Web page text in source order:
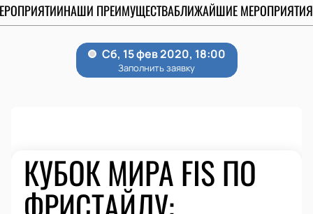
НАШИ ПРЕИМУЩЕСТВАБЛИЖАЙШИЕ МЕРОПРИЯТИЯ
КУБОК МИРА FIS ПО